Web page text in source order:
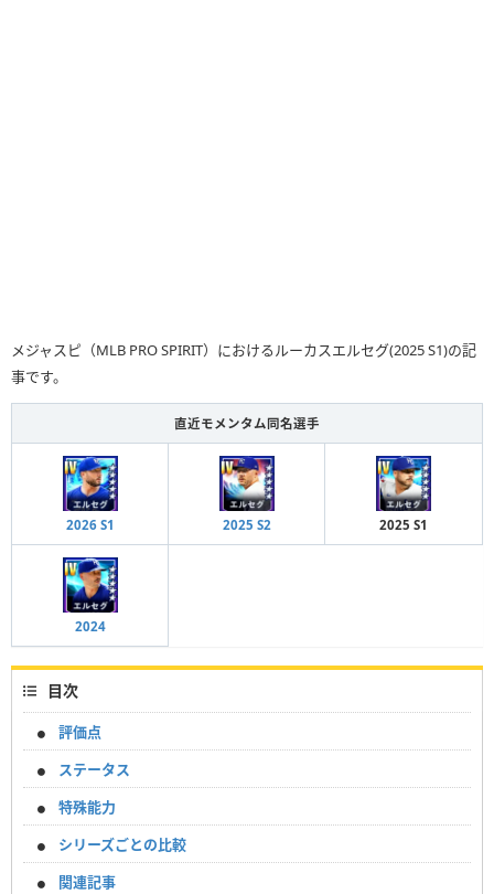
メジャスピ（MLB PRO SPIRIT）におけるルーカスエルセグ(2025 S1)の記
事です。
直近モメンタム同名選手
2026 S1 2025 S2 2025 S1
2024
目次
評価点
ステータス
特殊能力
シリーズごとの比較
関連記事